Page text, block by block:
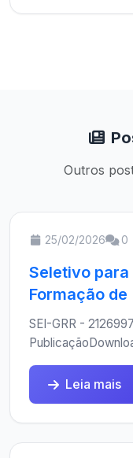
Outros
25/02/2026 0
Seletivo
Formação de
SEI-GRR -
Leia mais